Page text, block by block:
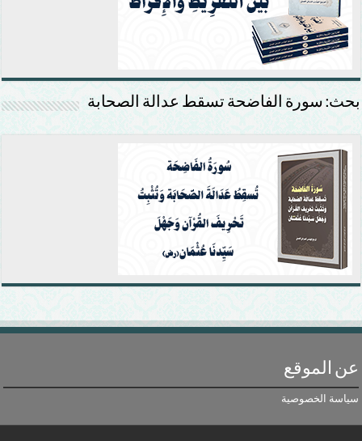
بحث: سورة الفاضحة تسقط عدالة الصحابة
عن الموقع
سياسة الخصوصية